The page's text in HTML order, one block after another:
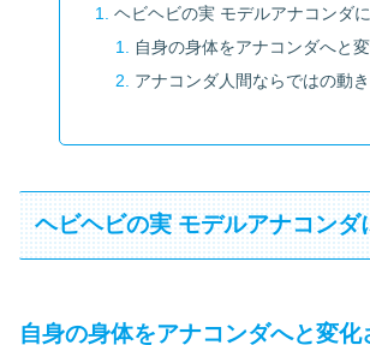
ヘビヘビの実 モデルアナコンダ
自身の身体をアナコンダへと
アナコンダ人間ならではの動
ヘビヘビの実 モデルアナコンダ
自身の身体をアナコンダへと変化